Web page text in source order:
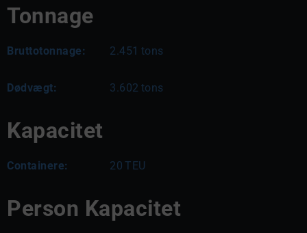
Tonnage
Bruttotonnage: 2.451 tons
Dødvægt: 3.602 tons
Kapacitet
Containere: 20 TEU
Person Kapacitet